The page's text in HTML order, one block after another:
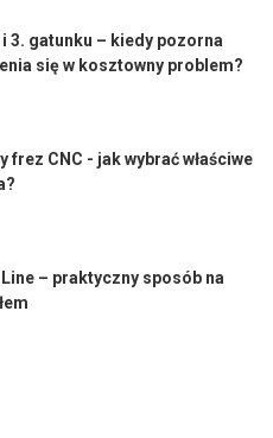
i 3. gatunku – kiedy pozorna
się w kosztowny problem?
frez CNC - jak wybrać właściwe
Line – praktyczny sposób na